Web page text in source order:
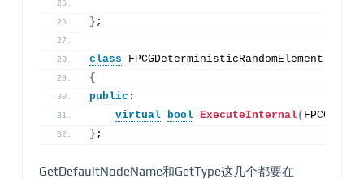
} ;
class FPCGDeterministicRandomElement :
{
public :
virtual bool ExecuteInternal(
} ;
GetDefaultNodeName和GetType这几个都要在